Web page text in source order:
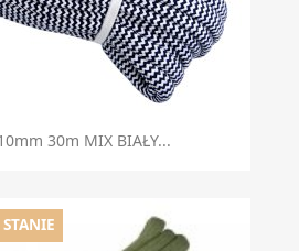
30m MIX BIAŁY...